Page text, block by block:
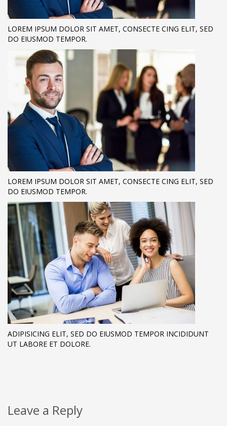
LOREM IPSUM DOLOR SIT AMET, CONSECTE CING ELIT, SED
DO EIUSMOD TEMPOR.
LOREM IPSUM DOLOR SIT AMET, CONSECTE CING ELIT, SED
DO EIUSMOD TEMPOR.
ADIPISICING ELIT, SED DO EIUSMOD TEMPOR INCIDIDUNT
UT LABORE ET DOLORE.
Leave a Reply